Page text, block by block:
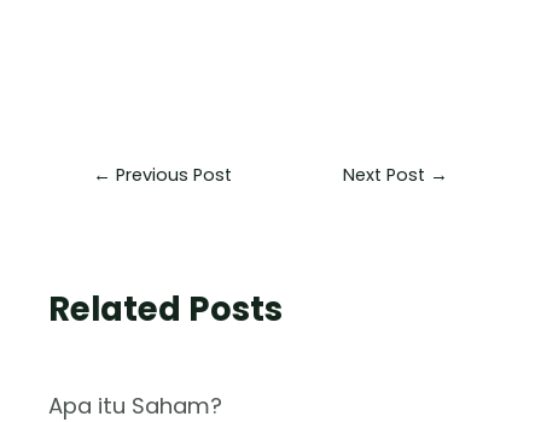
← Previous Post Next Post →
Related Posts
Apa itu Saham?